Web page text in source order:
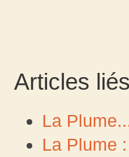
Articles liés
La
La Plume